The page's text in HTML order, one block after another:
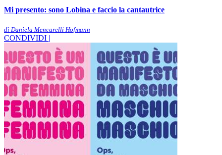
Mi presento: sono Lobina e faccio la cantautrice
di Daniela Mencarelli Hofmann
CONDIVIDI |